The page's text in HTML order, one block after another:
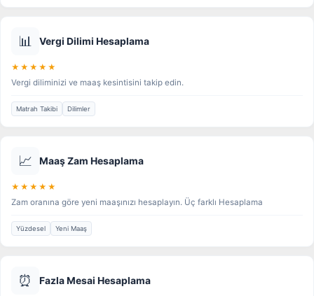
📊 Vergi Dilimi Hesaplama
★★★★★
Vergi diliminizi ve maaş kesintisini takip edin.
Matrah Takibi Dilimler
📈 Maaş Zam Hesaplama
★★★★★
Zam oranına göre yeni maaşınızı hesaplayın. Üç farklı Hesaplama
Yüzdesel Yeni Maaş
⏰ Fazla Mesai Hesaplama